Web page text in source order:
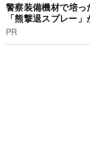
警察装備機材で培
「熊撃退スプレー
PR